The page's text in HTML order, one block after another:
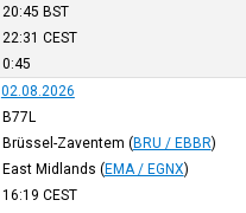
20:45 BST
22:31 CEST
0:45
02.08.2026
B77L
Brüssel-Zaventem (BRU / EBBR)
East Midlands (EMA / EGNX)
16:19 CEST